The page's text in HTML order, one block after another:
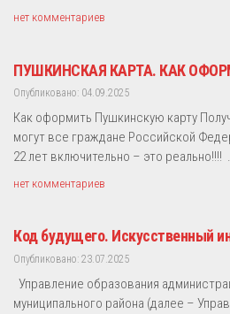
нет комментариев
ПУШКИНСКАЯ КАРТА. КАК
Опубликовано: 04.09.2025
Как оформить Пушкинскую карту
могут все граждане Российской
22 лет включительно – это реально!!!!
нет комментариев
Код будущего. Искусственный
Опубликовано: 23.07.2025
Управление образования
муниципального района (далее –